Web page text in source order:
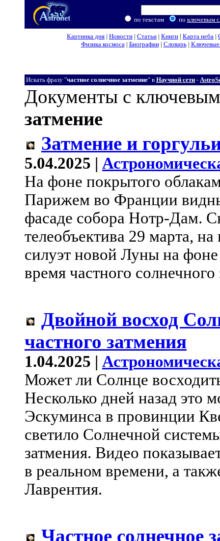
по текстам по ключевым
Картинка дня | Новости | Статьи | Книги | Карта неба |
Физика космоса| Биографии| Словарь| Ключевые
Искать фразу "частное солнечное затмение" в Научной сети -
Документы с
затмение
Затмение и
5.04.2025 |
На фоне покрытого
Парижем во Франции
фасаде собора Нотр-Дам.
телеобъектива 29 марта,
силуэт новой Луны на фоне
время частного солнечного
Двойной восход
частного затмения
1.04.2025 |
Может ли Солнце
Несколько дней назад это
Эскуминса в провинции
светило Солнечной
затмения. Видео
в реальном времени, а
Лаврентия.
Частное солнечное